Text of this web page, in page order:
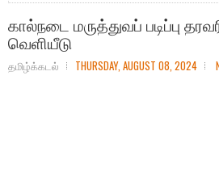
கால்நடை மருத்துவப் படிப்பு
வெளியீடு
தமிழ்க்கடல் THURSDAY, AUGUST 08, 2024